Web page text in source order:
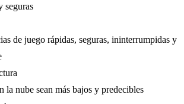
seguras
de juego rápidas, seguras, ininterrumpidas y
la nube sean más bajos y predecibles